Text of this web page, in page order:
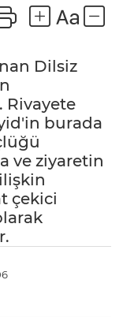
Dilsiz
Rivayete
burada
ve ziyaretin
çekici